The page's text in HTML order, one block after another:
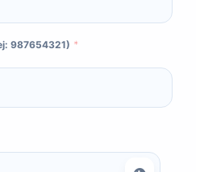
987654321) *